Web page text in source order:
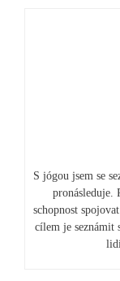
S jógou jsem se
pronásleduje.
schopnost
cílem je